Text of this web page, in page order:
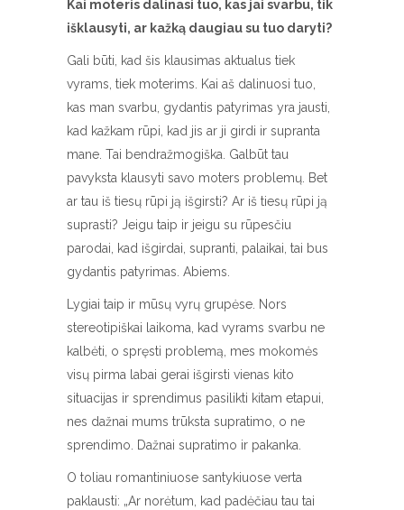
Kai moteris dalinasi tuo, kas jai svarbu, tik
išklausyti, ar kažką daugiau su tuo daryti?
Gali būti, kad šis klausimas aktualus tiek
vyrams, tiek moterims. Kai aš dalinuosi tuo,
kas man svarbu, gydantis patyrimas yra jausti,
kad kažkam rūpi, kad jis ar ji girdi ir supranta
mane. Tai bendražmogiška. Galbūt tau
pavyksta klausyti savo moters problemų. Bet
ar tau iš tiesų rūpi ją išgirsti? Ar iš tiesų rūpi ją
suprasti? Jeigu taip ir jeigu su rūpesčiu
parodai, kad išgirdai, supranti, palaikai, tai bus
gydantis patyrimas. Abiems.
Lygiai taip ir mūsų vyrų grupėse. Nors
stereotipiškai laikoma, kad vyrams svarbu ne
kalbėti, o spręsti problemą, mes mokomės
visų pirma labai gerai išgirsti vienas kito
situacijas ir sprendimus pasilikti kitam etapui,
nes dažnai mums trūksta supratimo, o ne
sprendimo. Dažnai supratimo ir pakanka.
O toliau romantiniuose santykiuose verta
paklausti: „Ar norėtum, kad padėčiau tau tai